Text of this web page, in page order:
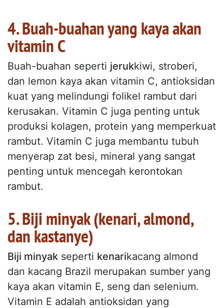
4. Buah-buahan yang kaya akan
vitamin C
Buah-buahan seperti jerukkiwi, stroberi,
dan lemon kaya akan vitamin C, antioksidan
kuat yang melindungi folikel rambut dari
kerusakan. Vitamin C juga penting untuk
produksi kolagen, protein yang memperkuat
rambut. Vitamin C juga membantu tubuh
menyerap zat besi, mineral yang sangat
penting untuk mencegah kerontokan
rambut.
5. Biji minyak (kenari, almond,
dan kastanye)
Biji minyak seperti kenarikacang almond
dan kacang Brazil merupakan sumber yang
kaya akan vitamin E, seng dan selenium.
Vitamin E adalah antioksidan yang